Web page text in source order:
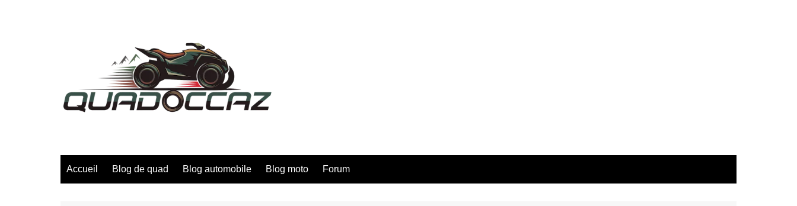
Accueil Blog de quad Blog automobile Blog moto Forum